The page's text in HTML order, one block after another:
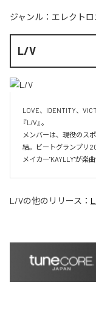
ジャンル： エレクトロ
L/V
LOVE、IDENTITY、
『L/V』。
メンバーは、現役のス
結。ビートグランプリ
メイカー"KAYLLY"が楽
L/Vの他のリリース：